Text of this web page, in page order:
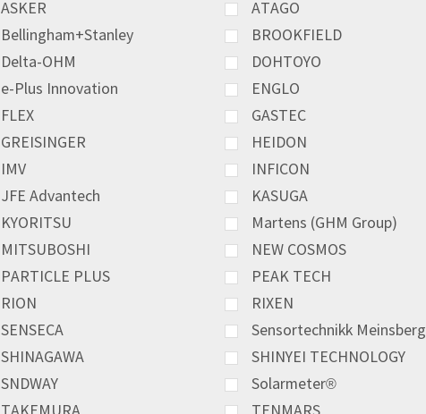
ASKER ATAGO
Bellingham+Stanley BROOKFIELD
Delta-OHM DOHTOYO
e-Plus Innovation ENGLO
FLEX GASTEC
GREISINGER HEIDON
IMV INFICON
JFE Advantech KASUGA
KYORITSU Martens (GHM Group)
MITSUBOSHI NEW COSMOS
PARTICLE PLUS PEAK TECH
RION RIXEN
SENSECA Sensortechnikk Meinsberg
SHINAGAWA SHINYEI TECHNOLOGY
SNDWAY Solarmeter®